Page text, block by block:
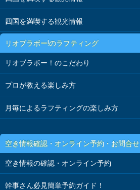
四国を満喫する観光情報
リオブラボー!のラフティング
リオブラボー！のこだわり
プロが教える楽しみ方
月毎によるラフティングの楽しみ方
空き情報確認・オンライン予約・お問合せ
空き情報の確認・オンライン予約
幹事さん必見簡単予約ガイド！